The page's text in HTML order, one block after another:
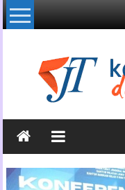
Lompat
ke
Kabar
Jawa
Timur